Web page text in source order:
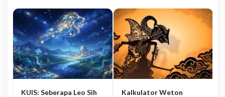
KUIS: Seberapa Leo Sih
Kalkulator Weton